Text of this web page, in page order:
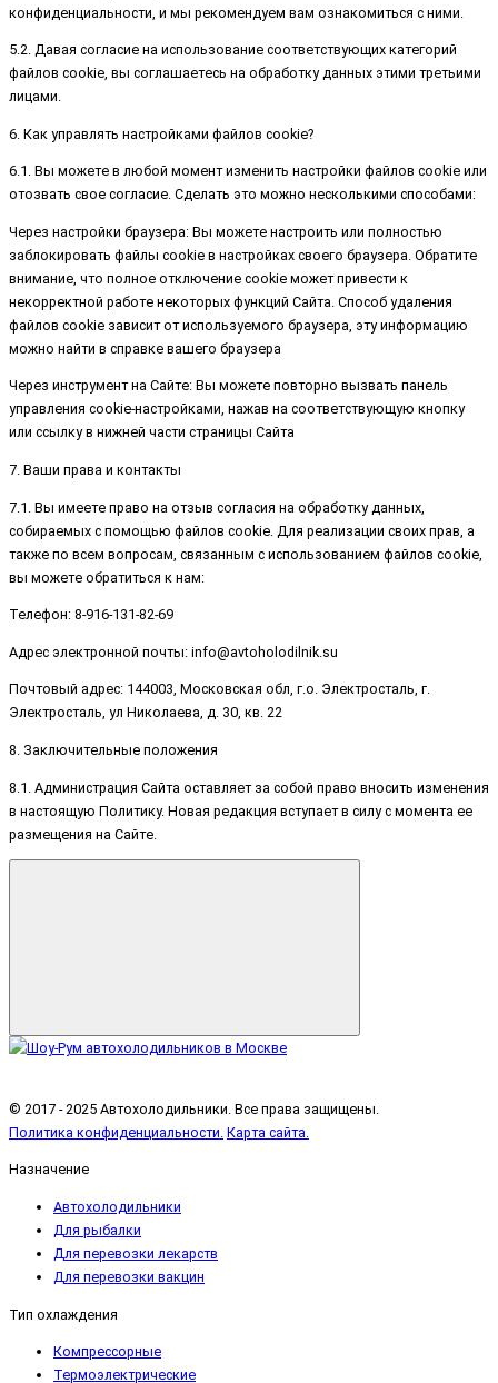
конфиденциальности, и мы рекомендуем вам ознакомиться с ними.
5.2. Давая согласие на использование соответствующих категорий
файлов cookie, вы соглашаетесь на обработку данных этими третьими
лицами.
6. Как управлять настройками файлов cookie?
6.1. Вы можете в любой момент изменить настройки файлов cookie или
отозвать свое согласие. Сделать это можно несколькими способами:
Через настройки браузера: Вы можете настроить или полностью
заблокировать файлы cookie в настройках своего браузера. Обратите
внимание, что полное отключение cookie может привести к
некорректной работе некоторых функций Сайта. Способ удаления
файлов cookie зависит от используемого браузера, эту информацию
можно найти в справке вашего браузера
Через инструмент на Сайте: Вы можете повторно вызвать панель
управления cookie-настройками, нажав на соответствующую кнопку
или ссылку в нижней части страницы Сайта
7. Ваши права и контакты
7.1. Вы имеете право на отзыв согласия на обработку данных,
собираемых с помощью файлов cookie. Для реализации своих прав, а
также по всем вопросам, связанным с использованием файлов cookie,
вы можете обратиться к нам:
Телефон: 8-916-131-82-69
Адрес электронной почты: info@avtoholodilnik.su
Почтовый адрес: 144003, Московская обл, г.о. Электросталь, г.
Электросталь, ул Николаева, д. 30, кв. 22
8. Заключительные положения
8.1. Администрация Сайта оставляет за собой право вносить изменения
в настоящую Политику. Новая редакция вступает в силу с момента ее
размещения на Сайте.
© 2017 - 2025 Автохолодильники. Все права защищены.
Политика конфиденциальности. Карта сайта.
Назначение
Автохолодильники
Для рыбалки
Для перевозки лекарств
Для перевозки вакцин
Тип охлаждения
Компрессорные
Термоэлектрические